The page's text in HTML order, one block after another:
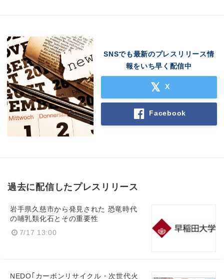
SNSでも最新のプレスリリース情
報をいち早く配信中
X
Facebook
過去に配信したプレスリリース
岩手県久慈市から発見された 恐竜時代
の哺乳類化石とその重要性
7/17 13:00
NEDO｢カーボンリサイクル・次世代火